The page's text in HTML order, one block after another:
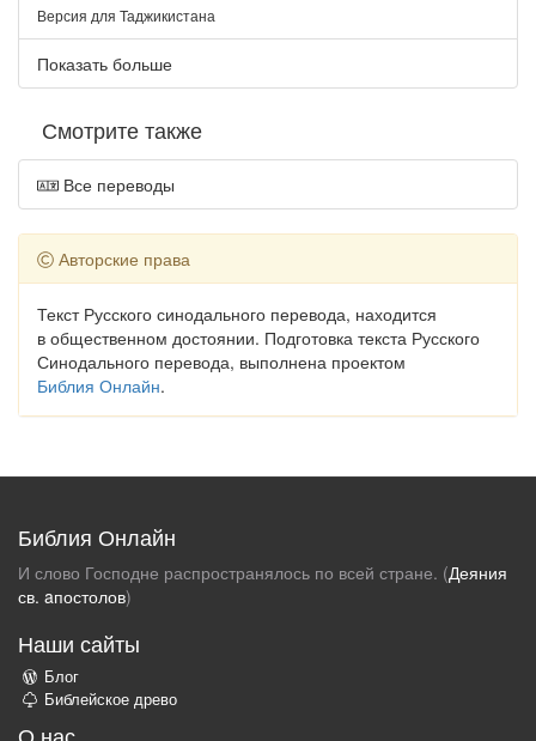
Версия для Таджикистана
Показать больше
Смотрите также
Все переводы
Авторские права
Текст Русского синодального перевода, находится
в общественном достоянии. Подготовка текста Русского
Синодального перевода, выполнена проектом
Библия Онлайн.
Библия Онлайн
И слово Господне распространялось по всей стране. (Деяния
св. aпостолов)
Наши сайты
Блог
Библейское древо